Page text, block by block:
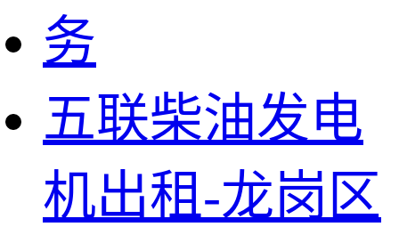
五联柴油发电
机出租-龙岗区